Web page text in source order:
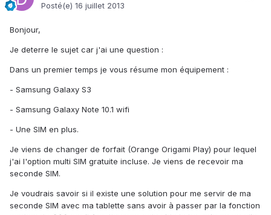
Posté(e) 16 juillet 2013
Bonjour,
Je deterre le sujet car j'ai une question :
Dans un premier temps je vous résume mon équipement :
- Samsung Galaxy S3
- Samsung Galaxy Note 10.1 wifi
- Une SIM en plus.
Je viens de changer de forfait (Orange Origami Play) pour lequel
j'ai l'option multi SIM gratuite incluse. Je viens de recevoir ma
seconde SIM.
Je voudrais savoir si il existe une solution pour me servir de ma
seconde SIM avec ma tablette sans avoir à passer par la fonction